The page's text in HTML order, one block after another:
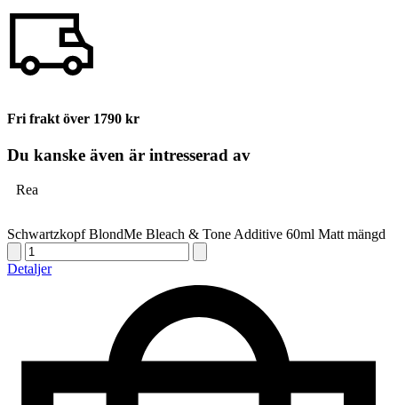
Fri frakt över 1790 kr
Du kanske även är intresserad av
Rea
Schwartzkopf BlondMe Bleach & Tone Additive 60ml Matt mängd
Detaljer